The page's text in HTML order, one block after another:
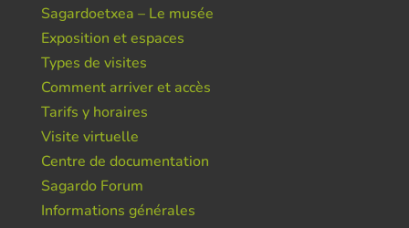
Sagardoetxea – Le musée
Exposition et espaces
Types de visites
Comment arriver et accès
Tarifs y horaires
Visite virtuelle
Centre de documentation
Sagardo Forum
Informations générales